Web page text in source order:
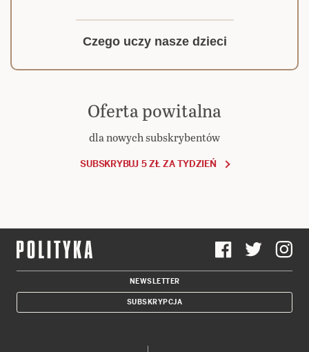
Czego uczy nasze dzieci
Oferta powitalna
dla nowych subskrybentów
SUBSKRYBUJ 5 ZŁ ZA TYDZIEŃ
NEWSLETTER
SUBSKRYPCJA